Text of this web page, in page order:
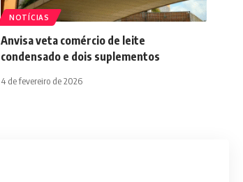
NOTÍCIAS
Anvisa veta comércio de leite
condensado e dois suplementos
4 de fevereiro de 2026